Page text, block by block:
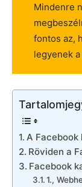
Mindenre
fontos az,
legyenek
A
Röviden a
Facebook
1.,